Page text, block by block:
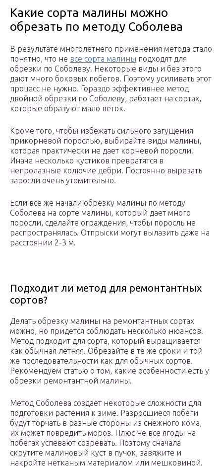
Какие сорта малины можно
обрезать по методу Соболева
В результате многолетнего применения метода стало
понятно, что не все сорта малины подходят для
обрезки по Соболеву. Некоторые виды и без этого
дают много боковых побегов. Поэтому усиливать этот
процесс не нужно. Гораздо эффективнее метод
двойной обрезки по Соболеву, работает на сортах,
которые образуют мало веток.
Кроме того, чтобы избежать сильного загущения
прикорневой порослью, выбирайте виды малины,
которая практически не дает корневой поросли.
Иначе несколько кустиков превратятся в
непролазные колючие дебри. Постоянно вырезать
заросли очень утомительно.
Если все же начали обрезку малины по методу
Соболева на сорте малины, который дает много
поросли, сделайте ограждения, чтобы поросль не
распространялась. Отпрыски могут вылазить даже на
расстоянии 2-3 м.
Подходит ли метод для ремонтантных
сортов?
Делать обрезку малины на ремонтантных сортах
можно, но придется соблюдать несколько нюансов.
Метод подходит для сорта, который выращивается
как обычная летняя. Обрезайте в те же сроки и той
же последовательности как для обычных сортов.
Рекомендуем статью о том, какие особенности есть у
обрезки ремонтантной малины.
Метод Соболева создает некоторые сложности для
подготовки растения к зиме. Разросшиеся побеги
будут торчать в разные стороны из снежного кома,
их может повредить мороз. Плюс не все ягоды на
побегах успевают созревать. Поэтому сначала
скрутите малиновый куст в пучок, завяжите и
накройте нетканым материалом или мешковиной.